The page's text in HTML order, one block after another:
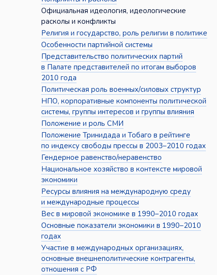
Официальная идеология, идеологические
расколы и конфликты
Религия и государство, роль религии в политике
Особенности партийной системы
Представительство политических партий
в Палате представителей по итогам выборов
2010 года
Политическая роль военных/силовых структур
НПО, корпоративные компоненты политической
системы, группы интересов и группы влияния
Положение и роль СМИ
Положение Тринидада и Тобаго в рейтинге
по индексу свободы прессы в 2003–2010 годах
Гендерное равенство/неравенство
Национальное хозяйство в контексте мировой
экономики
Ресурсы влияния на международную среду
и международные процессы
Вес в мировой экономике в 1990–2010 годах
Основные показатели экономики в 1990–2010
годах
Участие в международных организациях,
основные внешнеполитические контрагенты,
отношения с РФ